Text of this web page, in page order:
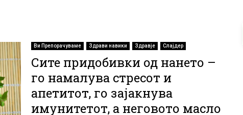
Ви Препорачуваме Здрави навики Здравје Слајдер
Сите придобивки од нането –
го намалува стресот и
апетитот, го зајакнува
имунитетот, а неговото масло